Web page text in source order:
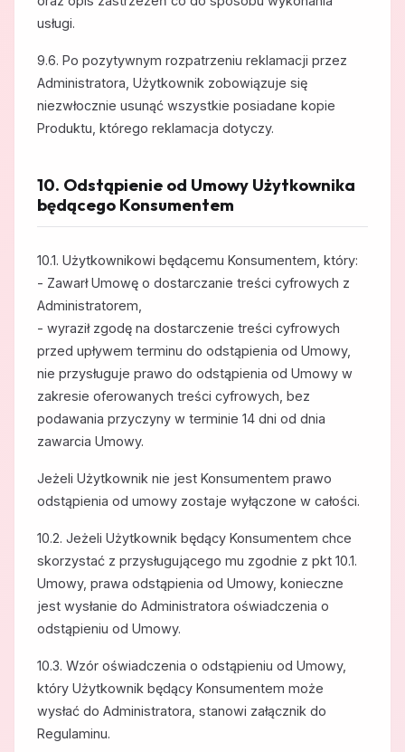
usługi.
9.6. Po pozytywnym rozpatrzeniu reklamacji przez
Administratora, Użytkownik zobowiązuje się
niezwłocznie usunąć wszystkie posiadane kopie
Produktu, którego reklamacja dotyczy.
10. Odstąpienie od Umowy Użytkownika
będącego Konsumentem
10.1. Użytkownikowi będącemu Konsumentem, który:
- Zawarł Umowę o dostarczanie treści cyfrowych z
Administratorem,
- wyraził zgodę na dostarczenie treści cyfrowych
przed upływem terminu do odstąpienia od Umowy,
nie przysługuje prawo do odstąpienia od Umowy w
zakresie oferowanych treści cyfrowych, bez
podawania przyczyny w terminie 14 dni od dnia
zawarcia Umowy.
Jeżeli Użytkownik nie jest Konsumentem prawo
odstąpienia od umowy zostaje wyłączone w całości.
10.2. Jeżeli Użytkownik będący Konsumentem chce
skorzystać z przysługującego mu zgodnie z pkt 10.1.
Umowy, prawa odstąpienia od Umowy, konieczne
jest wysłanie do Administratora oświadczenia o
odstąpieniu od Umowy.
10.3. Wzór oświadczenia o odstąpieniu od Umowy,
który Użytkownik będący Konsumentem może
wysłać do Administratora, stanowi załącznik do
Regulaminu.